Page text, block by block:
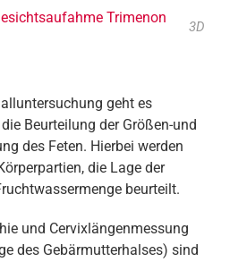
3D
geht es
Beurteilung der Größen-und
des Feten. Hierbei werden
die Lage der
beurteilt.
und Cervixlängenmessung
des Gebärmutterhalses) sind